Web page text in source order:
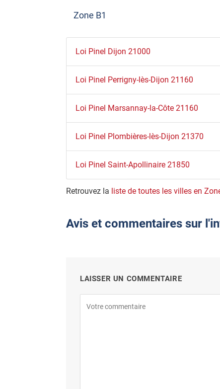
Zone B1
Loi Pinel Dijon 21000
Loi Pinel Perrigny-lès-Dijon 21160
Loi Pinel Marsannay-la-Côte 21160
Loi Pinel Plombières-lès-Dijon 21370
Loi Pinel Saint-Apollinaire 21850
Retrouvez la liste de toutes les villes en
Avis et commentaires sur
LAISSER UN COMMENTAIRE